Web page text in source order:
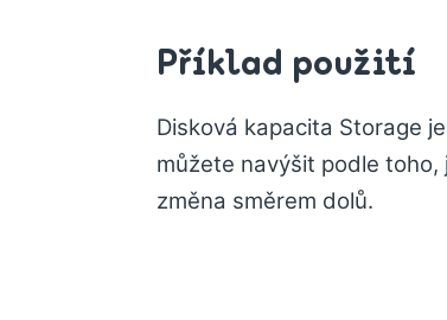
Příklad použití
Disková kapacita Storage je
můžete navýšit podle
změna směrem dolů.